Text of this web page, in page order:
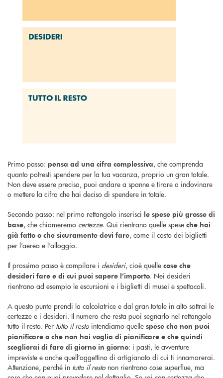
Primo passo: pensa ad una cifra complessiva, che comprenda
quanto potresti spendere per la tua vacanza, proprio un gran totale.
Non deve essere precisa, puoi andare a spanne e tirare a indovinare
o mettere la cifra che hai deciso di spendere in totale.
Secondo passo: nel primo rettangolo inserisci le spese più grosse di
base, che chiameremo certezze. Qui rientrano quelle spese che hai
già fatto o che sicuramente devi fare, come il costo dei biglietti
per l’aereo e l’alloggio.
Il prossimo passo è compilare i desideri, cioè quelle cose che
desideri fare e di cui puoi sapere l’importo. Nei desideri
rientrano ad esempio le escursioni e i biglietti di musei e spettacoli.
A questo punto prendi la calcolatrice e dal gran totale in alto sottrai le
certezze e i desideri. Il numero che resta puoi segnarlo nel rettangolo
tutto il resto. Per tutto il resto intendiamo quelle spese che non puoi
pianificare o che non hai voglia di pianificare e che quindi
sceglierai di fare di giorno in giorno: i pasti, le avventure
impreviste e anche quell’oggettino di artigianato di cui ti innamorerai.
Attenzione, perché in tutto il resto non rientrano cose superflue, ma